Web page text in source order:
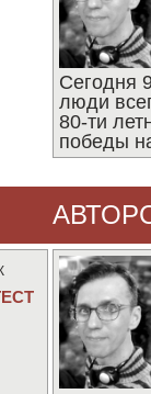
Сегодня
люди
80-ти
победы